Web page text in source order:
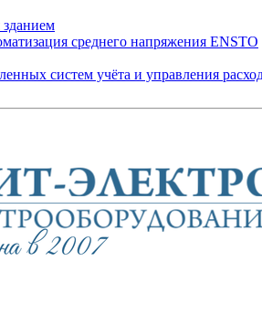
среднего напряжения ENSTO
систем учёта и управления